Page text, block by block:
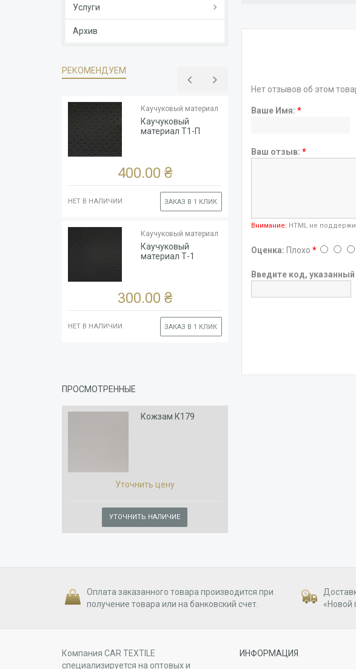
Услуги
Архив
РЕКОМЕНДУЕМ
основы
Каучук
Толщина
1.8
Цвет
Чёрный
Ширина
рулона,
см
140
Каучуковый материал
Каучуковый
материал Т1-П
400.00 ₴
НЕТ В НАЛИЧИИ ЗАКАЗ В 1 КЛИК
(глянцевый)
Чёрный
см
Каучуковый материал
Каучуковый
материал Т-1
300.00 ₴
НЕТ В НАЛИЧИИ ЗАКАЗ В 1 КЛИК
ПРОСМОТРЕННЫЕ
Кожзам К179
Уточнить цену
УТОЧНИТЬ НАЛИЧИЕ
Нет отзывов об этом
Ваше Имя:*
Ваш отзыв:*
Внимание: HTML не
Оценка: Плохо*
Введите код,
Оплата заказанного товара производится при
получение товара или на банковский счет.
«Новой
Компания CAR TEXTILE
специализируется на оптовых и
ИНФОРМАЦИЯ